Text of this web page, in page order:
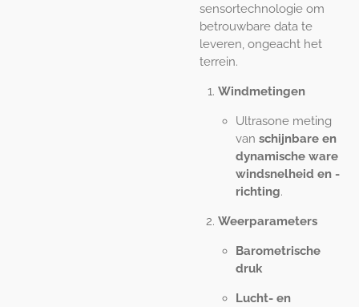
sensortechnologie om
betrouwbare data te
leveren, ongeacht het
terrein.
Windmetingen
Ultrasone meting
van schijnbare en
dynamische ware
windsnelheid en -
richting.
Weerparameters
Barometrische
druk
Lucht- en